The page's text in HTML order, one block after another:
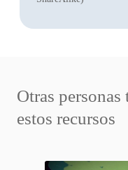
Otras
estos recursos